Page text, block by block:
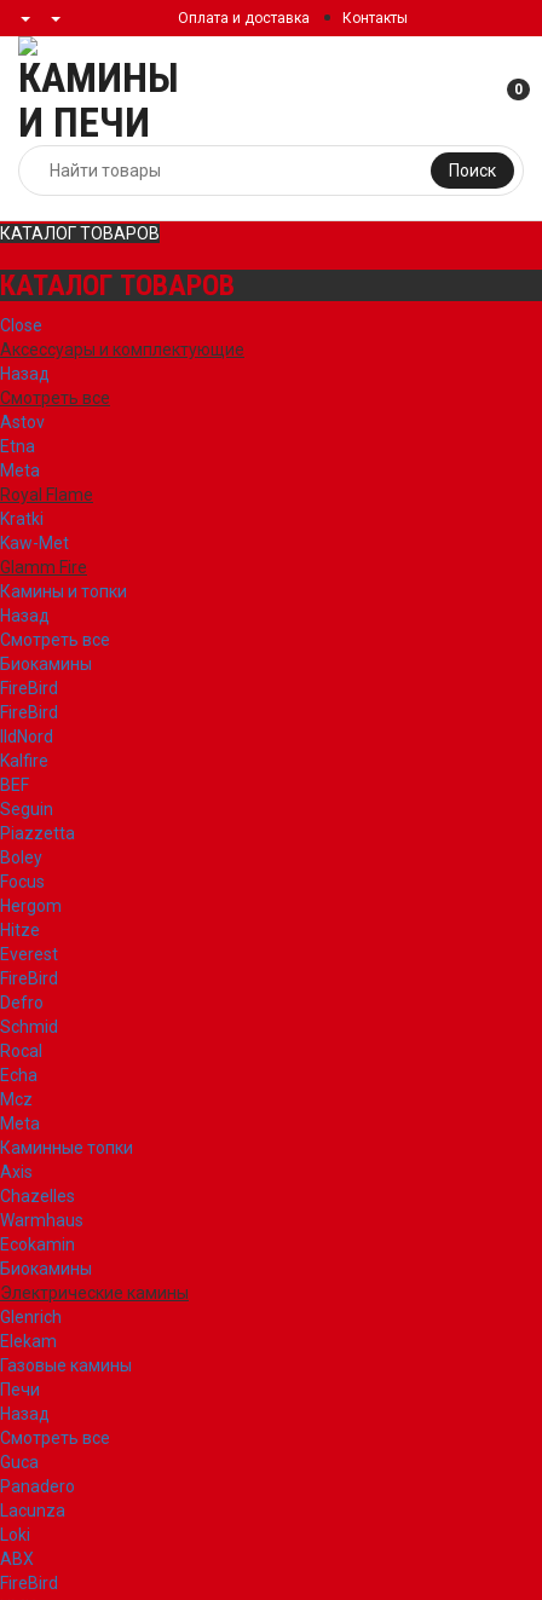
Оплата и доставка Контакты
Поиск
0
КАТАЛОГ ТОВАРОВ
КАТАЛОГ ТОВАРОВ
Close
Аксессуары и комплектующие
Назад
Смотреть все
Astov
Etna
Meta
Royal Flame
Kratki
Kaw-Met
Glamm Fire
Камины и топки
Назад
Смотреть все
Биокамины
FireBird
FireBird
IldNord
Kalfire
BEF
Seguin
Piazzetta
Boley
Focus
Hergom
Hitze
Everest
FireBird
Defro
Schmid
Rocal
Echa
Mcz
Meta
Каминные топки
Axis
Chazelles
Warmhaus
Ecokamin
Биокамины
Электрические камины
Glenrich
Elekam
Газовые камины
Печи
Назад
Смотреть все
Guca
Panadero
Lacunza
Loki
ABX
FireBird